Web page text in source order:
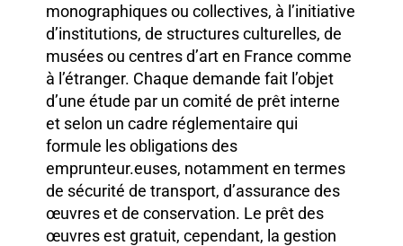
monographiques ou collectives, à l’initiative
d’institutions, de structures culturelles, de
musées ou centres d’art en France comme
à l’étranger. Chaque demande fait l’objet
d’une étude par un comité de prêt interne
et selon un cadre réglementaire qui
formule les obligations des
emprunteur.euses, notamment en termes
de sécurité de transport, d’assurance des
œuvres et de conservation. Le prêt des
œuvres est gratuit, cependant, la gestion